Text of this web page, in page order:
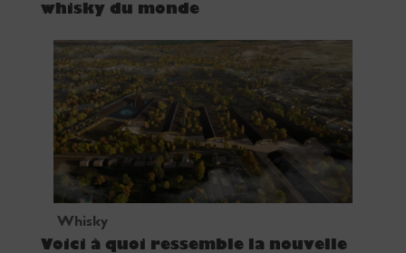
whisky du monde
Whisky
Voici à quoi ressemble la nouvelle